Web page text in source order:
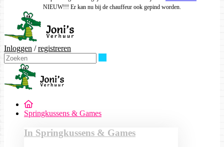
NIEUW!!! Er kan nu bij de chauffeur ook gepind worden.
Inloggen /registreren
Springkussens & Games
In Springkussens & Games